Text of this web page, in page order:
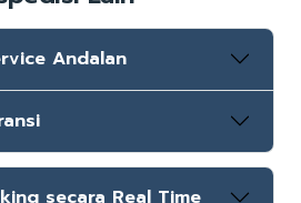
Andalan
secara Real Time